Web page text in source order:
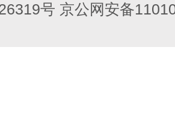
号 京公网安备